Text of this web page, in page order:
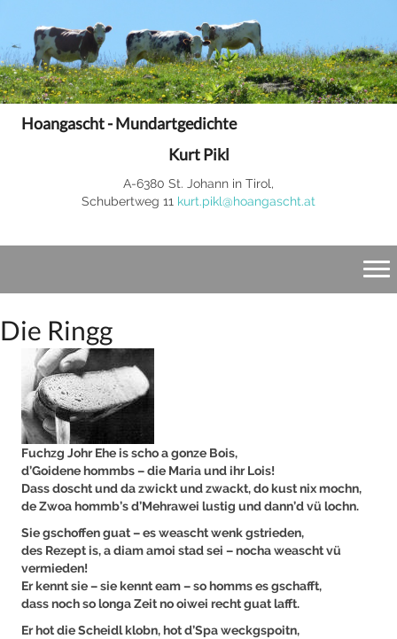
Hoangascht - Mundartgedichte
Kurt Pikl
A-6380 St. Johann in Tirol,
Schubertweg 11 kurt.pikl@hoangascht.at
Die Ringg
Fuchzg Johr Ehe is scho a gonze Bois,
d’Goidene hommbs – die Maria und ihr Lois!
Dass doscht und da zwickt und zwackt, do kust nix mochn,
de Zwoa hommb’s d’Mehrawei lustig und dann’d vü lochn.
Sie gschoffen guat – es weascht wenk gstrieden,
des Rezept is, a diam amoi stad sei – nocha weascht vü
vermieden!
Er kennt sie – sie kennt eam – so homms es gschafft,
dass noch so longa Zeit no oiwei recht guat lafft.
Er hot die Scheidl klobn, hot d’Spa weckgspoitn,